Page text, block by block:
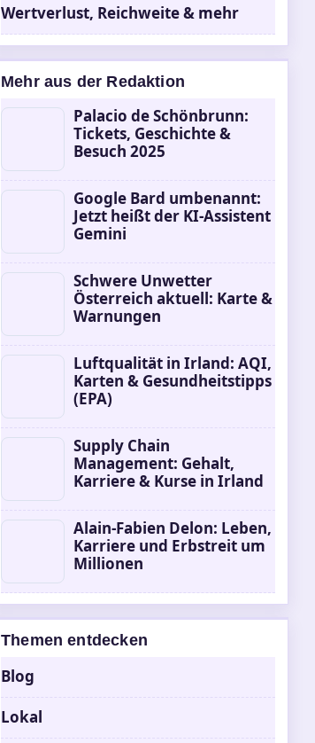
Wertverlust, Reichweite & mehr
Mehr aus der Redaktion
Palacio de Schönbrunn:
Tickets, Geschichte &
Besuch 2025
Google Bard umbenannt:
Jetzt heißt der KI-Assistent
Gemini
Schwere Unwetter
Österreich aktuell: Karte &
Warnungen
Luftqualität in Irland: AQI,
Karten & Gesundheitstipps
(EPA)
Supply Chain
Management: Gehalt,
Karriere & Kurse in Irland
Alain-Fabien Delon: Leben,
Karriere und Erbstreit um
Millionen
Themen entdecken
Blog
Lokal